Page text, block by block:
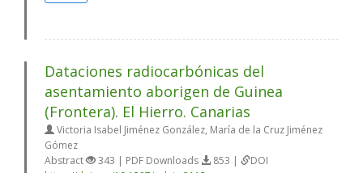
Dataciones radiocarbónicas del
asentamiento aborigen de Guinea
(Frontera). El Hierro. Canarias
Victoria Isabel Jiménez González, María de la Cruz Jiménez
Gómez
Abstract
343 | PDF Downloads 853 |
DOI